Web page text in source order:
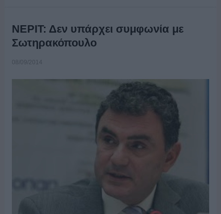
ΝΕΡΙΤ: Δεν υπάρχει συμφωνία με
Σωτηρακόπουλο
08/09/2014